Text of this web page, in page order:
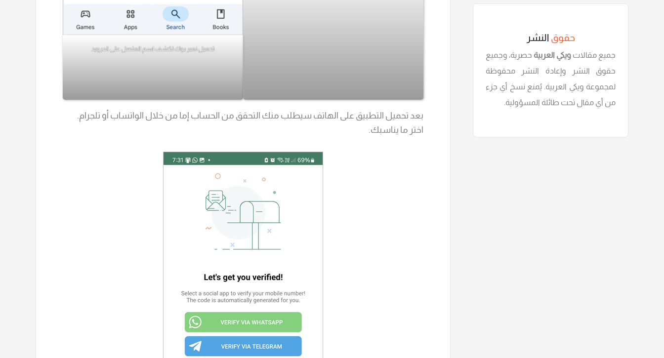
حقوق النشر
جميع مقالات ويكي العربية حصرية، وجميع
حقوق النشر وإعادة النشر محفوظة
لمجموعة ويكي العربية. يُمنع نسخ أي جزء
من أي مقال تحت طائلة المسؤولية.
تحميل نمبر بوك لكشف اسم المتصل على اندرويد
بعد تحميل التطبيق على الهاتف سيطلب منك التحقق من الحساب إما من خلال الواتساب أو تلجرام.
اختر ما يناسبك.